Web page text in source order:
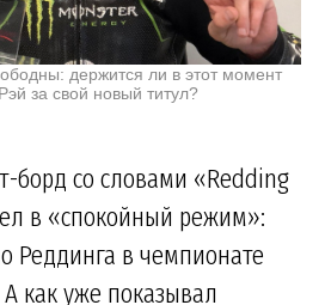
держится ли в этот момент
за свой новый титул?
борд со словами «Redding
в «спокойный режим»:
Реддинга в чемпионате
как уже показывал